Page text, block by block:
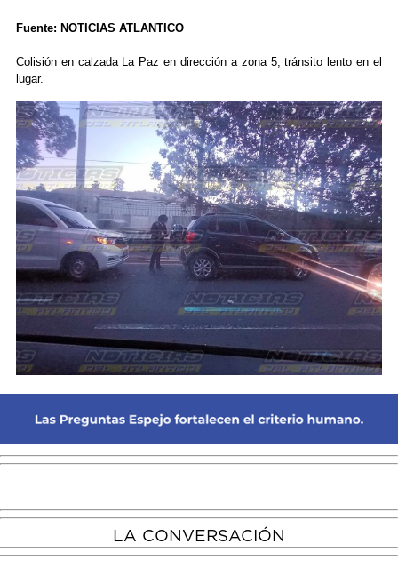
Fuente: NOTICIAS ATLANTICO
Colisión en calzada La Paz en dirección a zona 5, tránsito lento en el
lugar.
LA CONVERSACIÓN